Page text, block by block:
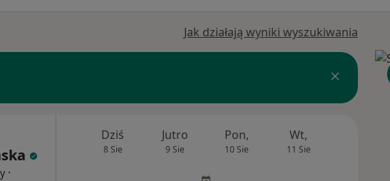
Jak działają wyniki wyszukiwania
·
Dziś
8 Sie
Jutro
9 Sie
Pon,
10 Sie
Wt,
11 Sie